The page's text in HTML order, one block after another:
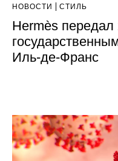
НОВОСТИ СТИЛЬ
Hermès
Иль-де-Франс